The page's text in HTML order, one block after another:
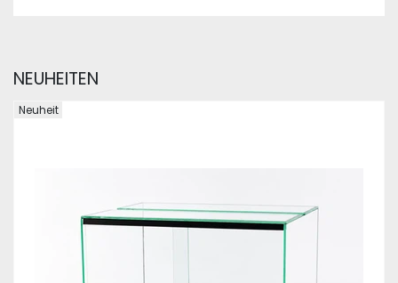
NEUHEITEN
Neuheit